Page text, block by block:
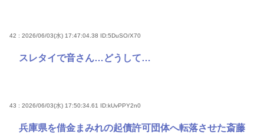
42 : 2026/06/03(水) 17:47:04.38 ID:5DuSO/X70
スレタイで音さん…どうして…
43 : 2026/06/03(水) 17:50:34.61 ID:kUvPPY2n0
兵庫県を借金まみれの起債許可団体へ転落させた斎藤